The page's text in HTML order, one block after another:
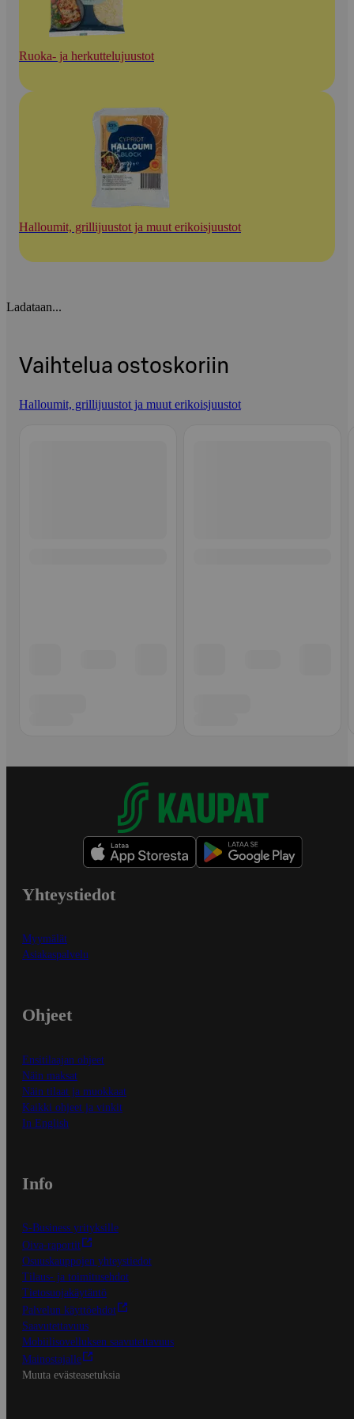
Ruoka- ja herkuttelujuustot
Halloumit, grillijuustot ja muut erikoisjuustot
Ladataan...
Vaihtelua ostoskoriin
Halloumit, grillijuustot ja muut erikoisjuustot
Yhteystiedot
Myymälät
Asiakaspalvelu
Ohjeet
Ensitilaajan ohjeet
Näin maksat
Näin tilaat ja muokkaat
Kaikki ohjeet ja vinkit
In English
Info
S-Business yrityksille
Oiva-raportit
Osuuskauppojen yhteystiedot
Tilaus- ja toimitusehdot
Tietosuojakäytäntö
Palvelun käyttöehdot
Saavutettavuus
Mobiilisovelluksen saavutettavuus
Mainostajalle
Muuta evästeasetuksia